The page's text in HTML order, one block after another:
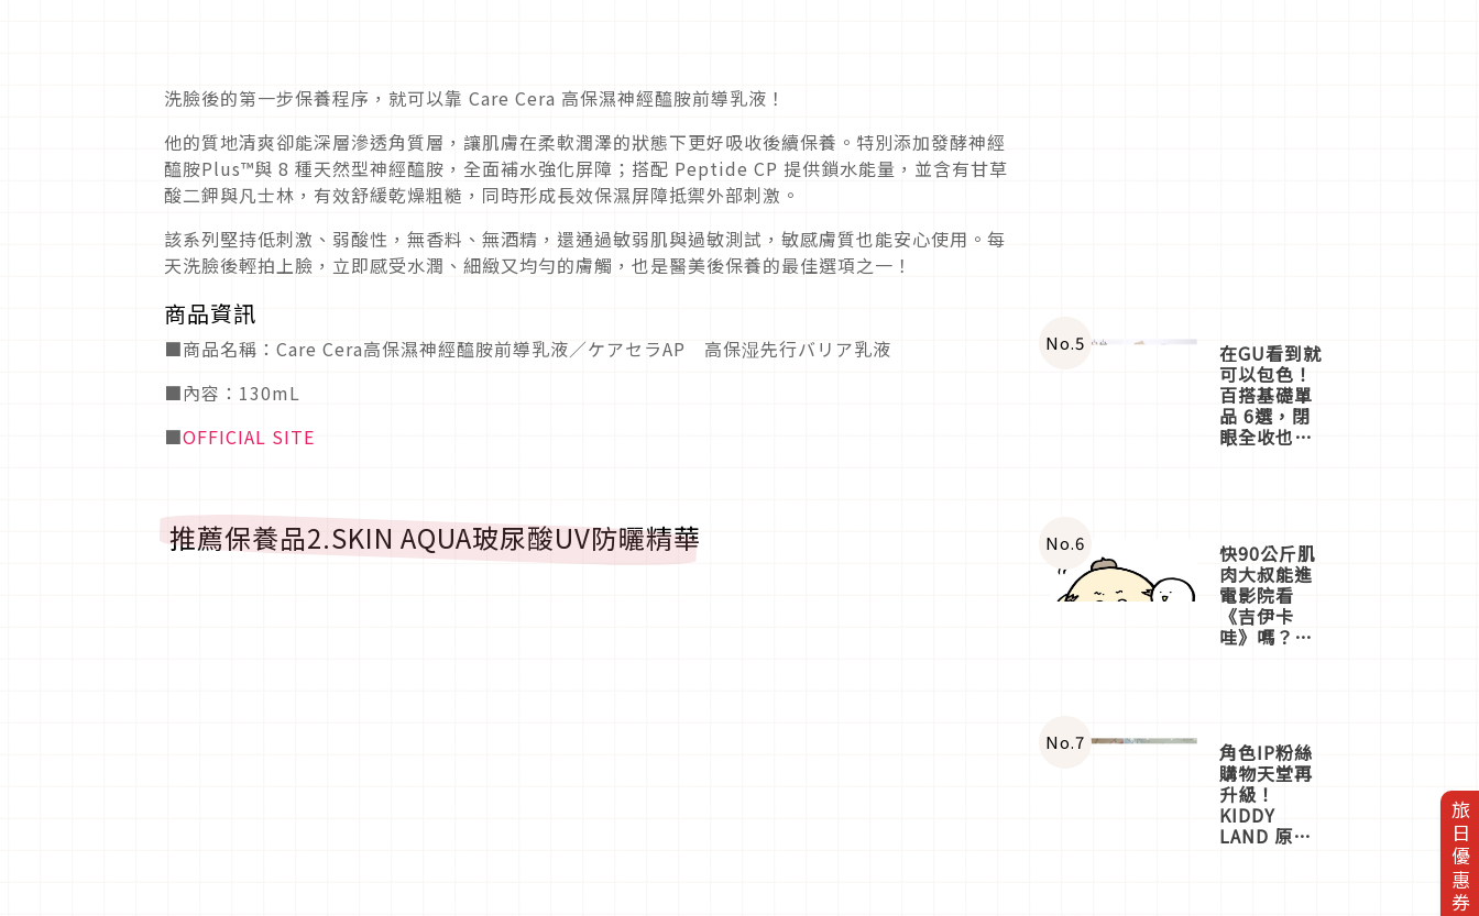
旅日優惠券
洗臉後的第一步保養程序，就可以靠 Care Cera 高保濕神經醯胺前導乳液！
他的質地清爽卻能深層滲透角質層，讓肌膚在柔軟潤澤的狀態下更好吸收後續保養。特別添加發酵神經
醯胺Plus™與 8 種天然型神經醯胺，全面補水強化屏障；搭配 Peptide CP 提供鎖水能量，並含有甘草
酸二鉀與凡士林，有效舒緩乾燥粗糙，同時形成長效保濕屏障抵禦外部刺激。
該系列堅持低刺激、弱酸性，無香料、無酒精，還通過敏弱肌與過敏測試，敏感膚質也能安心使用。每
天洗臉後輕拍上臉，立即感受水潤、細緻又均勻的膚觸，也是醫美後保養的最佳選項之一！
商品資訊
■商品名稱：Care Cera高保濕神經醯胺前導乳液／ケアセラAP 高保湿先行バリア乳液
■內容：130mL
■OFFICIAL SITE
推薦保養品2.SKIN AQUA玻尿酸UV防曬精華
No.5 在GU看到就
可以包色！
百搭基礎單
品 6選，閉
眼全收也不
No.6 快90公斤肌
肉大叔能進
電影院看
《吉伊卡
哇》嗎？日
一同給出了
答案
No.7 角色IP粉絲
購物天堂再
升級！
KIDDY
LAND 原宿